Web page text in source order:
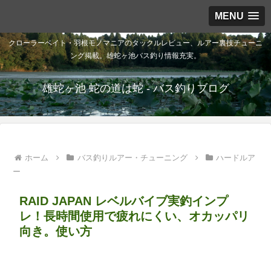
MENU
クローラーベイト・羽根モノマニアのタックルレビュー、ルアー裏技チューニ
ング掲載。雄蛇ヶ池バス釣り情報充実。
雄蛇ヶ池 蛇の道は蛇 - バス釣りブログ
ホーム バス釣りルアー・チューニング
ハードルア
ー
RAID JAPAN レベルバイブ実釣インプ
レ！長時間使用で疲れにくい、オカッパリ
向き。使い方